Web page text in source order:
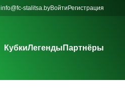
info@fc-stalitsa.byВойти Регистрация
КубкиЛегенды Партнёры